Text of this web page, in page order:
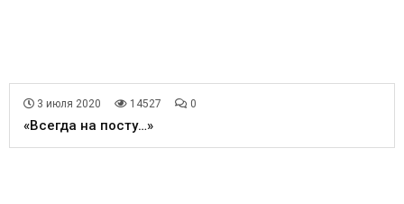
3 июля 2020 14527 0
«Всегда на посту…»